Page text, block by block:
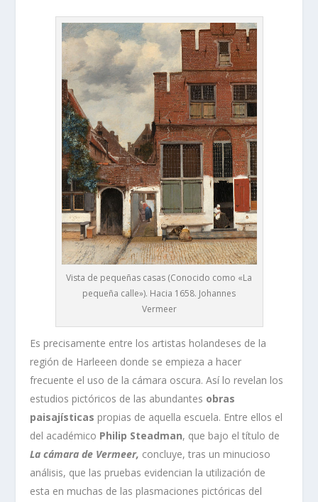
Vista de pequeñas casas (Conocido como «La
pequeña calle»). Hacia 1658. Johannes
Vermeer
Es precisamente entre los artistas holandeses de la
región de Harleeen donde se empieza a hacer
frecuente el uso de la cámara oscura. Así lo revelan los
estudios pictóricos de las abundantes obras
paisajísticas propias de aquella escuela. Entre ellos el
del académico Philip Steadman, que bajo el título de
La cámara de Vermeer, concluye, tras un minucioso
análisis, que las pruebas evidencian la utilización de
esta en muchas de las plasmaciones pictóricas del